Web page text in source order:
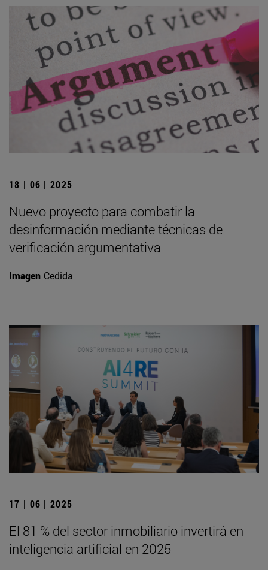
18 | 06 | 2025
Nuevo proyecto para combatir la
desinformación mediante técnicas de
verificación argumentativa
Imagen Cedida
17 | 06 | 2025
El 81 % del sector inmobiliario invertirá en
inteligencia artificial en 2025